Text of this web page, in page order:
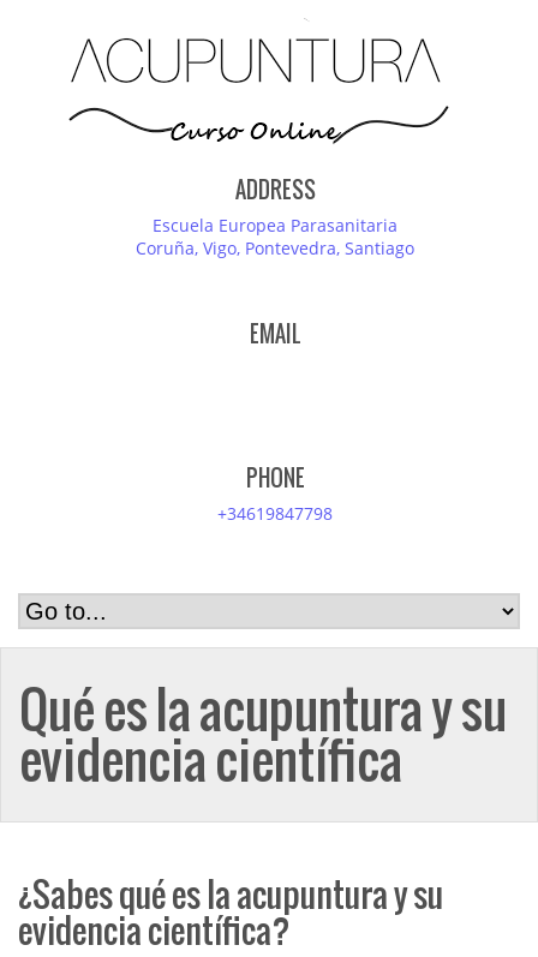
ADDRESS
Escuela Europea Parasanitaria
Coruña, Vigo, Pontevedra, Santiago
EMAIL
PHONE
+34619847798
Qué es la acupuntura y su
evidencia científica
¿Sabes qué es la acupuntura y su
evidencia científica?